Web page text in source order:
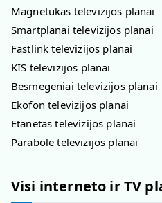
Magnetukas televizijos planai
Smartplanai televizijos planai
Fastlink televizijos planai
KIS televizijos planai
Besmegeniai televizijos planai
Ekofon televizijos planai
Etanetas televizijos planai
Parabolė televizijos planai
Visi interneto ir TV